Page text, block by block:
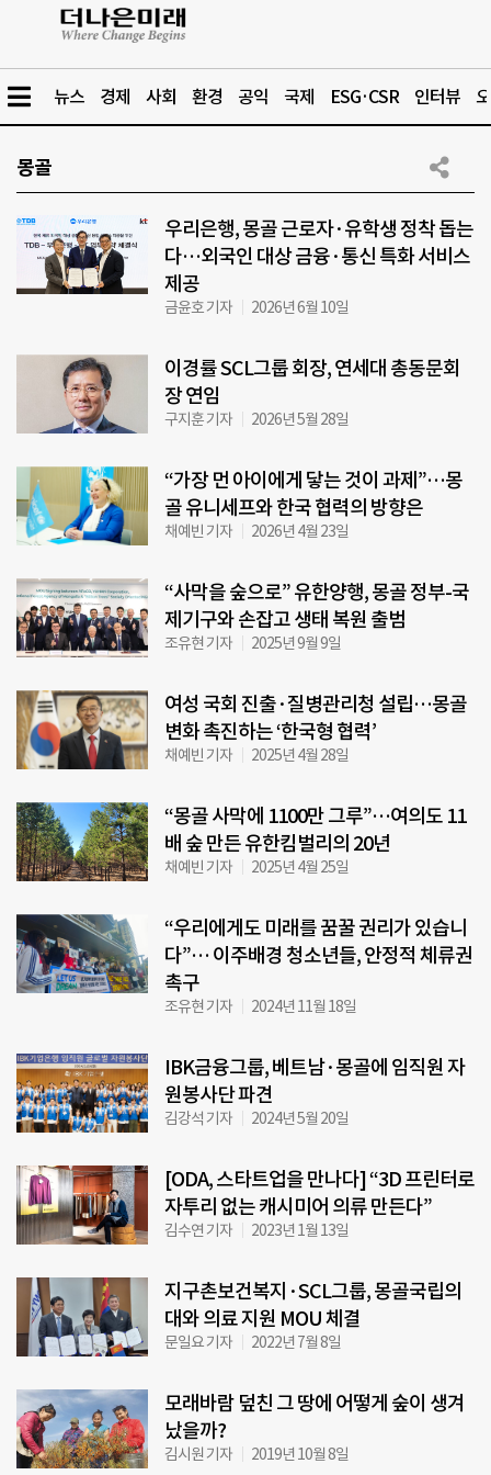
뉴스 경제 사회 환경 공익 국제 ESG·CSR 인터뷰
몽골
우리은행, 몽골 근로자·유학생 정착 돕는
다…외국인 대상 금융·통신 특화 서비스
제공
금윤호 기자 2026년 6월 10일
이경률 SCL그룹 회장, 연세대 총동문회
장 연임
구지훈 기자 2026년 5월 28일
“가장 먼 아이에게 닿는 것이 과제”…몽
골 유니세프와 한국 협력의 방향은
채예빈 기자 2026년 4월 23일
“사막을 숲으로” 유한양행, 몽골 정부-국
제기구와 손잡고 생태 복원 출범
조유현 기자 2025년 9월 9일
여성 국회 진출·질병관리청 설립…몽골
변화 촉진하는 ‘한국형 협력’
채예빈 기자 2025년 4월 28일
“몽골 사막에 1100만 그루”…여의도 11
배 숲 만든 유한킴벌리의 20년
채예빈 기자 2025년 4월 25일
“우리에게도 미래를 꿈꿀 권리가 있습니
다”… 이주배경 청소년들, 안정적 체류권
촉구
조유현 기자 2024년 11월 18일
IBK금융그룹, 베트남·몽골에 임직원 자
원봉사단 파견
김강석 기자 2024년 5월 20일
[ODA, 스타트업을 만나다] “3D 프린터로
자투리 없는 캐시미어 의류 만든다”
김수연 기자 2023년 1월 13일
지구촌보건복지·SCL그룹, 몽골국립의
대와 의료 지원 MOU 체결
문일요 기자 2022년 7월 8일
모래바람 덮친 그 땅에 어떻게 숲이 생겨
났을까?
김시원 기자 2019년 10월 8일